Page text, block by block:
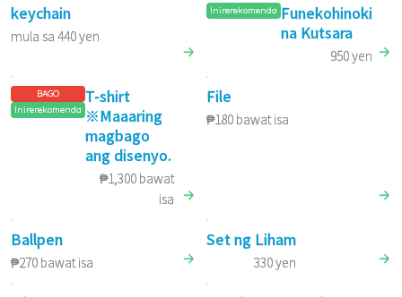
keychain
mula sa 440 yen
Inirerekomenda Funekohinoki
na Kutsara
950 yen
BAGO
Inirerekomenda
T-shirt
※Maaaring
magbago
ang disenyo.
₱1,300 bawat
isa
File
₱180 bawat isa
Ballpen
₱270 bawat isa
Set ng Liham
330 yen